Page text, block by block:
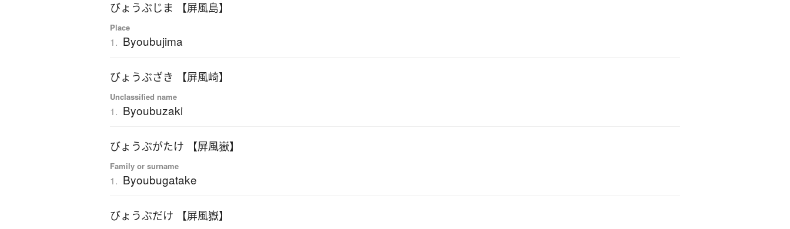
びょうぶじま 【屏風島】
Place
1. Byoubujima
びょうぶざき 【屏風崎】
Unclassified name
1. Byoubuzaki
びょうぶがたけ 【屏風嶽】
Family or surname
1. Byoubugatake
びょうぶだけ 【屏風嶽】